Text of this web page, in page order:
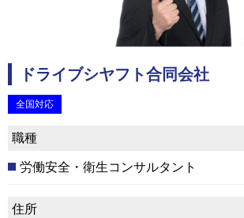
ドライブシヤフト合同会社
全国対応
職種
労働安全・衛生コンサルタント
住所